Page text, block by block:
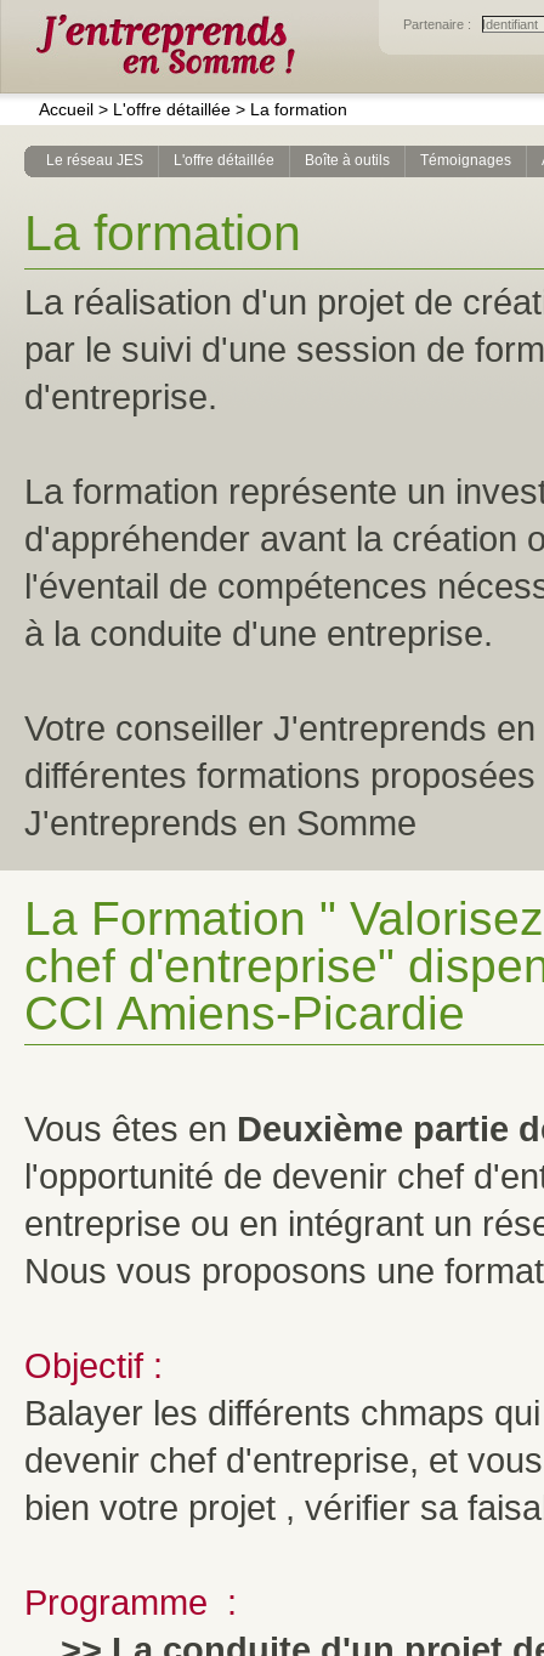
Partenaire :
Accueil > L'offre détaillée > La formation
Le réseau JES L'offre détaillée Boîte à outils Témoignages
La formation
La réalisation d'un projet de
par le suivi d'une session de
d'entreprise.
La formation représente un
d'appréhender avant la création
l'éventail de compétences
à la conduite d'une entreprise.
Votre conseiller J'entreprends
différentes formations
J'entreprends en Somme
La Formation "
chef d'entreprise"
CCI Amiens-Picardie
Vous êtes en Deuxième partie
l'opportunité de devenir chef
entreprise ou en intégrant un
Nous vous proposons une
Objectif :
Balayer les différents chmaps
devenir chef d'entreprise, et
bien votre projet , vérifier sa
Programme :